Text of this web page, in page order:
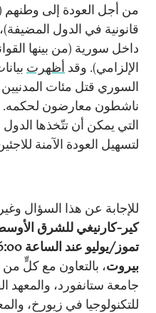
من أجل العودة إلى وطنهم
قانونية في الدول
داخل سورية (من بينها
الإلزامي). وقد أظهرت
السوري قتل مئات
ناشطون معارضون لحكمه.
التي يمكن أن تتّخذها الدول
لتسهيل العودة الآمنة
للإجابة عن هذا السؤال
كير-كارنيغي للشرق
بيروت، بالتعاون مع كلٍّ
جامعة ستانفورد، والمعهد
للتكنولوجيا في زيورخ،